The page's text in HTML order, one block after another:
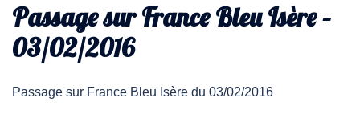
Passage sur France Bleu Isère –
03/02/2016
Passage sur France Bleu Isère du 03/02/2016